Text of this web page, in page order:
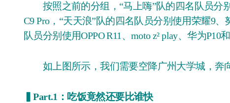
按照之前的分组，“马上嗨”队的四名队员分别
C9 Pro，“天天浪”队的四名队员分别使用荣耀9
队员分别使用OPPO R11、moto z² play、华为P10和
如上图所示，我们需要空降广州大学城，奔
▍Part.1：吃饭竟然还要比谁快